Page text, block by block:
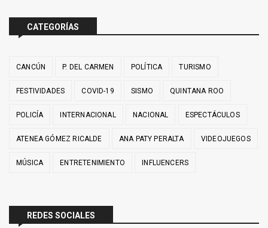
CATEGORÍAS
CANCÚN P. DEL CARMEN POLÍTICA TURISMO
FESTIVIDADES COVID-19 SISMO QUINTANA ROO
POLICÍA INTERNACIONAL NACIONAL ESPECTÁCULOS
ATENEA GÓMEZ RICALDE ANA PATY PERALTA VIDEOJUEGOS
MÚSICA ENTRETENIMIENTO INFLUENCERS
REDES SOCIALES